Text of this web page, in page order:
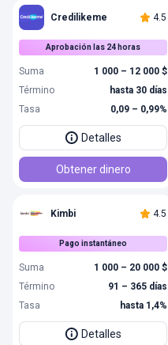
Credilikeme 4.5
Aprobación las 24 horas
Suma
1 000 – 12 000 $
Término
hasta 30 días
Tasa
0,09 – 0,99%
Detalles
Obtener dinero
Kimbi 4.5
Pago instantáneo
Suma
1 000 – 20 000 $
Término
91 – 365 días
Tasa
hasta 1,4%
Detalles